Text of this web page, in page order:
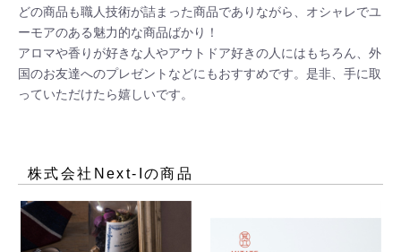
どの商品も職人技術が詰まった商品でありながら、オシャレでユ
ーモアのある魅力的な商品ばかり！
アロマや香りが好きな人やアウトドア好きの人にはもちろん、外
国のお友達へのプレゼントなどにもおすすめです。是非、手に取
っていただけたら嬉しいです。
株式会社Next-I の商品